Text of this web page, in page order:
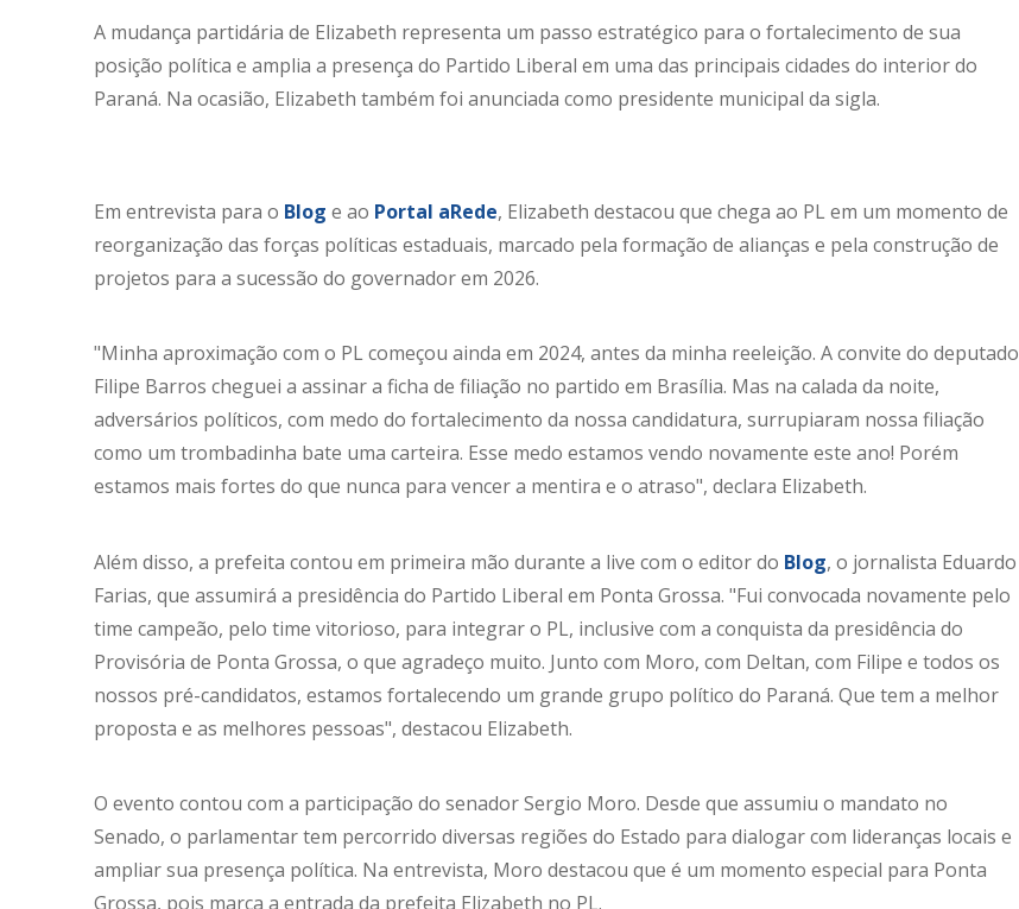
A mudança partidária de Elizabeth representa um passo estratégico para o fortalecimento de sua
posição política e amplia a presença do Partido Liberal em uma das principais cidades do interior do
Paraná. Na ocasião, Elizabeth também foi anunciada como presidente municipal da sigla.
Em entrevista para o Blog e ao Portal aRede, Elizabeth destacou que chega ao PL em um momento de
reorganização das forças políticas estaduais, marcado pela formação de alianças e pela construção de
projetos para a sucessão do governador em 2026.
"Minha aproximação com o PL começou ainda em 2024, antes da minha reeleição. A convite do deputado
Filipe Barros cheguei a assinar a ficha de filiação no partido em Brasília. Mas na calada da noite,
adversários políticos, com medo do fortalecimento da nossa candidatura, surrupiaram nossa filiação
como um trombadinha bate uma carteira. Esse medo estamos vendo novamente este ano! Porém
estamos mais fortes do que nunca para vencer a mentira e o atraso", declara Elizabeth.
Além disso, a prefeita contou em primeira mão durante a live com o editor do Blog, o jornalista Eduardo
Farias, que assumirá a presidência do Partido Liberal em Ponta Grossa. "Fui convocada novamente pelo
time campeão, pelo time vitorioso, para integrar o PL, inclusive com a conquista da presidência do
Provisória de Ponta Grossa, o que agradeço muito. Junto com Moro, com Deltan, com Filipe e todos os
nossos pré-candidatos, estamos fortalecendo um grande grupo político do Paraná. Que tem a melhor
proposta e as melhores pessoas", destacou Elizabeth.
O evento contou com a participação do senador Sergio Moro. Desde que assumiu o mandato no
Senado, o parlamentar tem percorrido diversas regiões do Estado para dialogar com lideranças locais e
ampliar sua presença política. Na entrevista, Moro destacou que é um momento especial para Ponta
Grossa, pois marca a entrada da prefeita Elizabeth no PL.